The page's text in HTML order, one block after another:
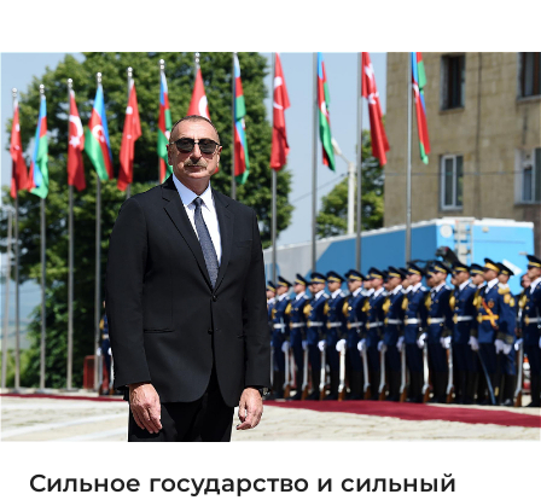
Сильное государство и сильный